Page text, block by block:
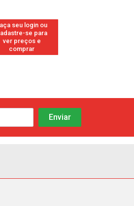
seu login ou
se para
ver preços e
comprar